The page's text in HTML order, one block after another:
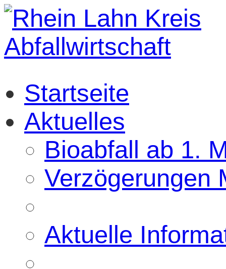
Startseite
Aktuelles
Bioabfall ab 1.
Verzögerungen
Aktuelle